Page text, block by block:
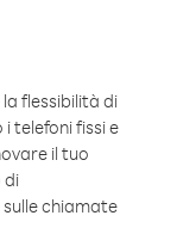
flessibilità di
telefoni fissi e
il tuo
di
chiamate